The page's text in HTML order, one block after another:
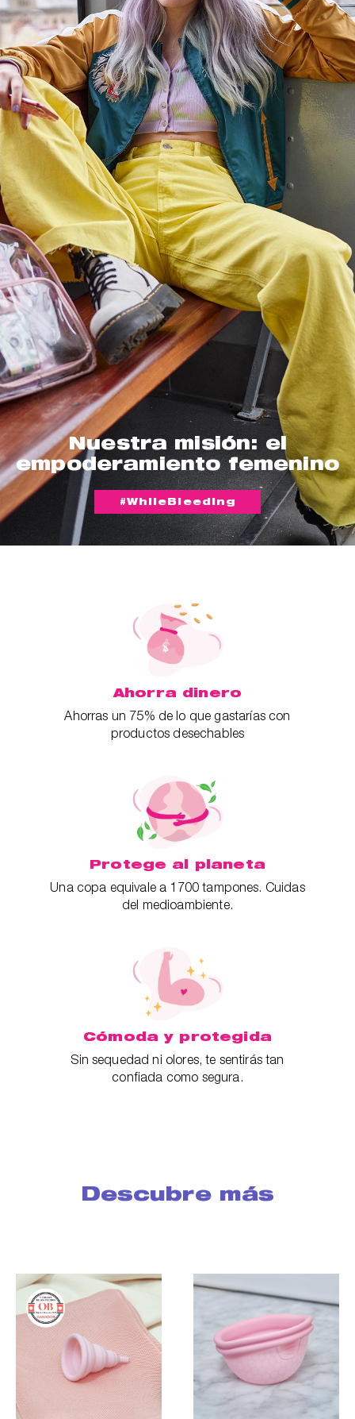
Nuestra misión: el
empoderamiento femenino
#WhileBleeding
Ahorra dinero
Ahorras un 75% de lo que gastarías con
productos desechables
Protege al planeta
Una copa equivale a 1700 tampones. Cuidas
del medioambiente.
Cómoda y protegida
Sin sequedad ni olores, te sentirás tan
confiada como segura.
Descubre más